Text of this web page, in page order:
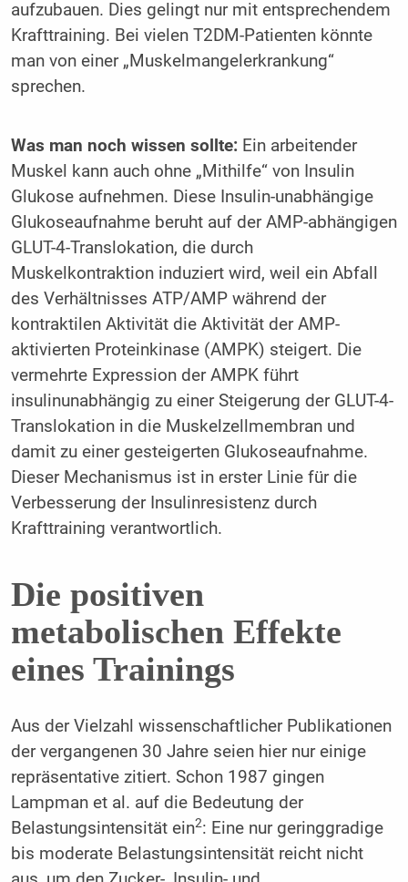
aufzubauen. Dies gelingt nur mit entsprechendem
Krafttraining. Bei vielen T2DM-Patienten könnte
man von einer „Muskelmangelerkrankung“
sprechen.
Was man noch wissen sollte:Ein arbeitender
Muskel kann auch ohne „Mithilfe“ von Insulin
Glukose aufnehmen. Diese Insulin-unabhängige
Glukoseaufnahme beruht auf der AMP-abhängigen
GLUT-4-Translokation, die durch
Muskelkontraktion induziert wird, weil ein Abfall
des Verhältnisses ATP/AMP während der
kontraktilen Aktivität die Aktivität der AMP-
aktivierten Proteinkinase (AMPK) steigert. Die
vermehrte Expression der AMPK führt
insulinunabhängig zu einer Steigerung der GLUT-4-
Translokation in die Muskelzellmembran und
damit zu einer gesteigerten Glukoseaufnahme.
Dieser Mechanismus ist in erster Linie für die
Verbesserung der Insulinresistenz durch
Krafttraining verantwortlich.
Die positiven
metabolischen Effekte
eines Trainings
Aus der Vielzahl wissenschaftlicher Publikationen
der vergangenen 30 Jahre seien hier nur einige
repräsentative zitiert. Schon 1987 gingen
Lampman et al. auf die Bedeutung der
Belastungsintensität ein2: Eine nur geringgradige
bis moderate Belastungsintensität reicht nicht